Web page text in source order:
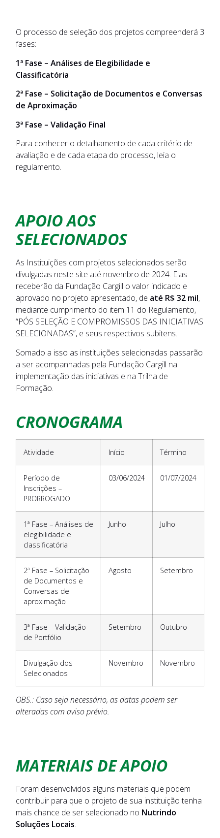
O processo de seleção dos projetos compreenderá 3
fases:
1ª Fase – Análises de Elegibilidade e
Classificatória
2ª Fase – Solicitação de Documentos e Conversas
de Aproximação
3ª Fase – Validação Final
Para conhecer o detalhamento de cada critério de
avaliação e de cada etapa do processo, leia o
regulamento.
APOIO AOS
SELECIONADOS
As Instituições com projetos selecionados serão
divulgadas neste site até novembro de 2024. Elas
receberão da Fundação Cargill o valor indicado e
aprovado no projeto apresentado, de até R$ 32 mil,
mediante cumprimento do item 11 do Regulamento,
“PÓS SELEÇÃO E COMPROMISSOS DAS INICIATIVAS
SELECIONADAS”, e seus respectivos subitens.
Somado a isso as instituições selecionadas passarão
a ser acompanhadas pela Fundação Cargill na
implementação das iniciativas e na Trilha de
Formação.
CRONOGRAMA
Atividade Início Término
Período de
Inscrições –
PRORROGADO
03/06/2024 01/07/2024
1ª Fase – Análises de
elegibilidade e
classificatória
Junho Julho
2ª Fase – Solicitação
de Documentos e
Conversas de
aproximação
Agosto Setembro
3ª Fase – Validação
de Portfólio
Setembro Outubro
Divulgação dos
Selecionados
Novembro Novembro
OBS.: Caso seja necessário, as datas podem ser
alteradas com aviso prévio.
MATERIAIS DE APOIO
Foram desenvolvidos alguns materiais que podem
contribuir para que o projeto de sua instituição tenha
mais chance de ser selecionado no Nutrindo
Soluções Locais.